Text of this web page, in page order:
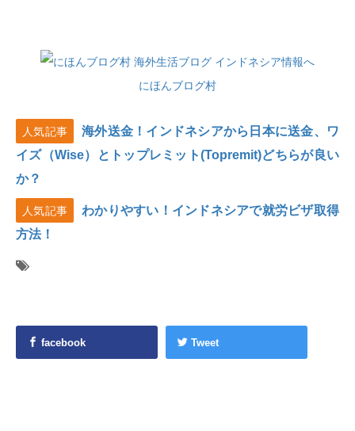
にほんブログ村
人気記事
海外送金！インドネシアから日本に送金、ワ
イズ（Wise）とトップレミット(Topremit)どちらが良い
か？
人気記事
わかりやすい！インドネシアで就労ビザ取得
方法！
facebook Tweet